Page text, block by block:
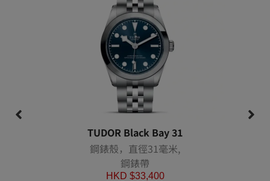
TUDOR Black Bay 31
鋼錶殼，直徑31毫米,
鋼錶帶
HKD $33,400